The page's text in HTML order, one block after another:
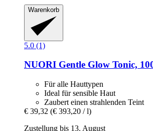
Warenkorb
5.0 (1)
NUORI Gentle Glow Tonic,
Für alle Hauttypen
Ideal für sensible Haut
Zaubert einen strahlenden Teint
€ 39,32 (€ 393,20 / l)
Zustellung bis 13. August